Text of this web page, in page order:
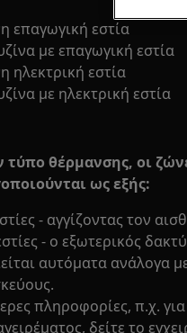
επαγωγική εστία
με επαγωγική εστία
ηλεκτρική εστία
με ηλεκτρική εστία
τύπο θέρμανσης, οι
ως εξής:
- αγγίζοντας τον
- ο εξωτερικός
αυτόματα ανάλογα
πληροφορίες, π.χ.
δείτε το